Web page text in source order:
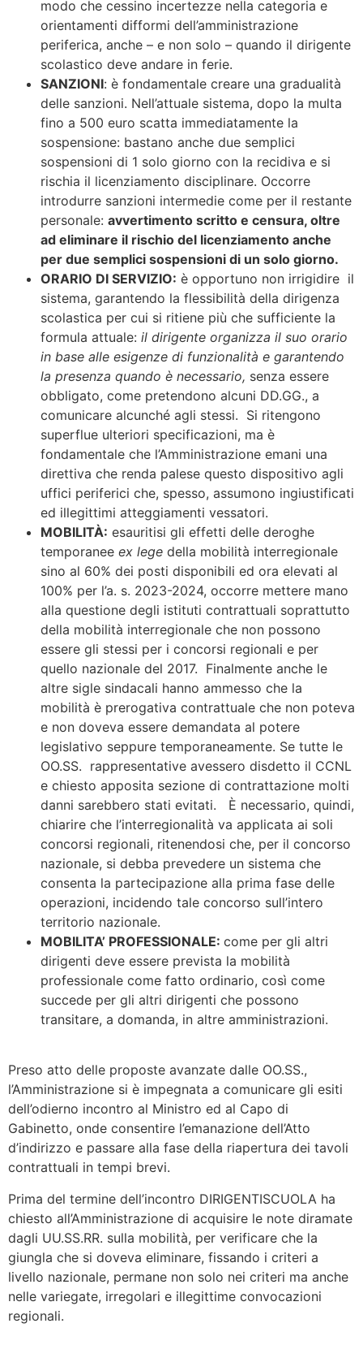
modo che cessino incertezze nella categoria e
orientamenti difformi dell’amministrazione
periferica, anche – e non solo – quando il dirigente
scolastico deve andare in ferie.
SANZIONI: è fondamentale creare una gradualità
delle sanzioni. Nell’attuale sistema, dopo la multa
fino a 500 euro scatta immediatamente la
sospensione: bastano anche due semplici
sospensioni di 1 solo giorno con la recidiva e si
rischia il licenziamento disciplinare. Occorre
introdurre sanzioni intermedie come per il restante
personale: avvertimento scritto e censura, oltre
ad eliminare il rischio del licenziamento anche
per due semplici sospensioni di un solo giorno.
ORARIO DI SERVIZIO: è opportuno non irrigidire il
sistema, garantendo la flessibilità della dirigenza
scolastica per cui si ritiene più che sufficiente la
formula attuale: il dirigente organizza il suo orario
in base alle esigenze di funzionalità e garantendo
la presenza quando è necessario, senza essere
obbligato, come pretendono alcuni DD.GG., a
comunicare alcunché agli stessi. Si ritengono
superflue ulteriori specificazioni, ma è
fondamentale che l’Amministrazione emani una
direttiva che renda palese questo dispositivo agli
uffici periferici che, spesso, assumono ingiustificati
ed illegittimi atteggiamenti vessatori.
MOBILITÀ: esauritisi gli effetti delle deroghe
temporanee ex lege della mobilità interregionale
sino al 60% dei posti disponibili ed ora elevati al
100% per l’a. s. 2023-2024, occorre mettere mano
alla questione degli istituti contrattuali soprattutto
della mobilità interregionale che non possono
essere gli stessi per i concorsi regionali e per
quello nazionale del 2017. Finalmente anche le
altre sigle sindacali hanno ammesso che la
mobilità è prerogativa contrattuale che non poteva
e non doveva essere demandata al potere
legislativo seppure temporaneamente. Se tutte le
OO.SS. rappresentative avessero disdetto il CCNL
e chiesto apposita sezione di contrattazione molti
danni sarebbero stati evitati. È necessario, quindi,
chiarire che l’interregionalità va applicata ai soli
concorsi regionali, ritenendosi che, per il concorso
nazionale, si debba prevedere un sistema che
consenta la partecipazione alla prima fase delle
operazioni, incidendo tale concorso sull’intero
territorio nazionale.
MOBILITA’ PROFESSIONALE: come per gli altri
dirigenti deve essere prevista la mobilità
professionale come fatto ordinario, così come
succede per gli altri dirigenti che possono
transitare, a domanda, in altre amministrazioni.
Preso atto delle proposte avanzate dalle OO.SS.,
l’Amministrazione si è impegnata a comunicare gli esiti
dell’odierno incontro al Ministro ed al Capo di
Gabinetto, onde consentire l’emanazione dell’Atto
d’indirizzo e passare alla fase della riapertura dei tavoli
contrattuali in tempi brevi.
Prima del termine dell’incontro DIRIGENTISCUOLA ha
chiesto all’Amministrazione di acquisire le note diramate
dagli UU.SS.RR. sulla mobilità, per verificare che la
giungla che si doveva eliminare, fissando i criteri a
livello nazionale, permane non solo nei criteri ma anche
nelle variegate, irregolari e illegittime convocazioni
regionali.